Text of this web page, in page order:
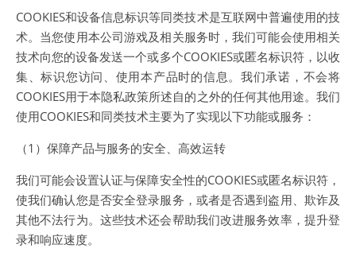
COOKIES和设备信息标识等同类技术是互联网中普遍使用的技
术。当您使用本公司游戏及相关服务时，我们可能会使用相关
技术向您的设备发送一个或多个COOKIES或匿名标识符，以收
集、标识您访问、使用本产品时的信息。我们承诺，不会将
COOKIES用于本隐私政策所述自的之外的任何其他用途。我们
使用COOKIES和同类技术主要为了实现以下功能或服务：
（1）保障产品与服务的安全、高效运转
我们可能会设置认证与保障安全性的COOKIES或匿名标识符，
使我们确认您是否安全登录服务，或者是否遇到盗用、欺诈及
其他不法行为。这些技术还会帮助我们改进服务效率，提升登
录和响应速度。